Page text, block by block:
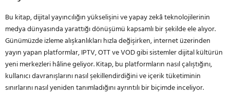
Bu kitap, dijital yayıncılığın yükselişini ve yapay zekâ teknolojilerinin
medya dünyasında yarattığı dönüşümü kapsamlı bir şekilde ele alıyor.
Günümüzde izleme alışkanlıkları hızla değişirken, internet üzerinden
yayın yapan platformlar, IPTV, OTT ve VOD gibi sistemler dijital kültürün
yeni merkezleri hâline geliyor. Kitap, bu platformların nasıl çalıştığını,
kullanıcı davranışlarını nasıl şekillendirdiğini ve içerik tüketiminin
sınırlarını nasıl yeniden tanımladığını ayrıntılı bir biçimde inceliyor.